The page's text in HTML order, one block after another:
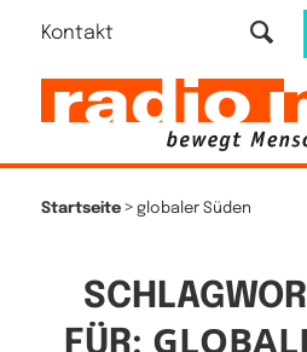
Kontakt
Startseite> globaler Süden
FÜR: